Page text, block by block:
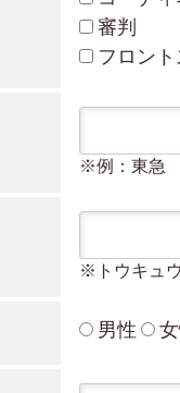
審判
フロン
※例：東急
※トウキュ
男性